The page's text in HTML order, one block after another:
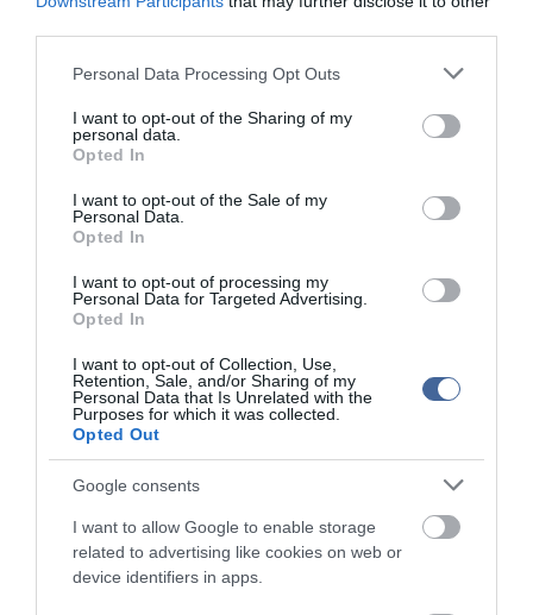
Please note that this website/app uses one or more Google
not limited to your visit or usage behaviour. You may click to
grant or deny consent to Google and its third-party tags to
use your data for below specified purposes in below Google
consent section.
Personal Data Processing Opt Outs
I want to opt-out of the Sharing of my
personal data.
Opted In
I want to opt-out of the Sale of my
Personal Data.
Opted In
I want to opt-out of processing my
Personal Data for Targeted Advertising.
Opted In
I want to opt-out of Collection, Use,
Retention, Sale, and/or Sharing of my
Personal Data that Is Unrelated with the
Purposes for which it was collected.
Opted Out
Google consents
I want to allow Google to enable storage
related to advertising like cookies on web or
device identifiers in apps.